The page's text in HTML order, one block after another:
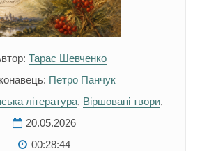
Тарас Шевченко
Петро Панчук
література, Віршовані твори,
20.05.2026
00:28:44